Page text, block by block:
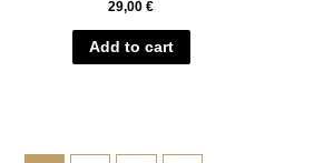
29,00€
Add to cart